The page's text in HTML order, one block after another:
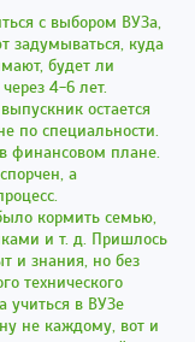
с выбором ВУЗа,
задумываться, куда
будет ли
4-6 лет.
остается
по специальности.
финансовом плане.
а
кормить семью,
и т. д. Пришлось
и знания, но без
технического
учиться в ВУЗе
не каждому, вот и